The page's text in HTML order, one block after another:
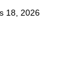
18, 2026